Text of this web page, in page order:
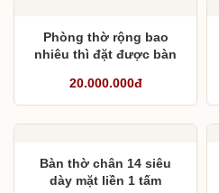
Phòng thờ rộng bao
nhiêu thì đặt được bàn
20.000.000đ
Bàn thờ chân 14 siêu
dày mặt liền 1 tấm